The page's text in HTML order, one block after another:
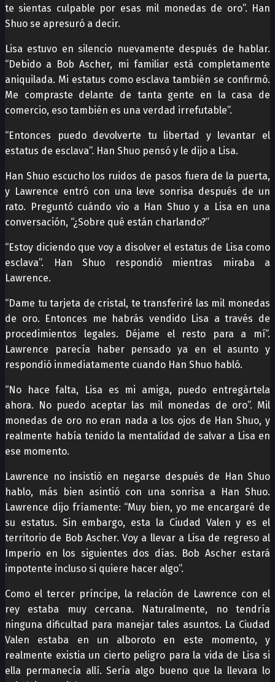
te sientas culpable por esas mil monedas de oro”. Han
Shuo se apresuró a decir.
Lisa estuvo en silencio nuevamente después de hablar.
“Debido a Bob Ascher, mi familiar está completamente
aniquilada. Mi estatus como esclava también se confirmó.
Me compraste delante de tanta gente en la casa de
comercio, eso también es una verdad irrefutable”.
“Entonces puedo devolverte tu libertad y levantar el
estatus de esclava”. Han Shuo pensó y le dijo a Lisa.
Han Shuo escucho los ruidos de pasos fuera de la puerta,
y Lawrence entró con una leve sonrisa después de un
rato. Preguntó cuándo vio a Han Shuo y a Lisa en una
conversación, “¿Sobre qué están charlando?”
“Estoy diciendo que voy a disolver el estatus de Lisa como
esclava”. Han Shuo respondió mientras miraba a
Lawrence.
“Dame tu tarjeta de cristal, te transferiré las mil monedas
de oro. Entonces me habrás vendido Lisa a través de
procedimientos legales. Déjame el resto para a mí”.
Lawrence parecía haber pensado ya en el asunto y
respondió inmediatamente cuando Han Shuo habló.
“No hace falta, Lisa es mi amiga, puedo entregártela
ahora. No puedo aceptar las mil monedas de oro”. Mil
monedas de oro no eran nada a los ojos de Han Shuo, y
realmente había tenido la mentalidad de salvar a Lisa en
ese momento.
Lawrence no insistió en negarse después de Han Shuo
hablo, más bien asintió con una sonrisa a Han Shuo.
Lawrence dijo fríamente: “Muy bien, yo me encargaré de
su estatus. Sin embargo, esta la Ciudad Valen y es el
territorio de Bob Ascher. Voy a llevar a Lisa de regreso al
Imperio en los siguientes dos días. Bob Ascher estará
impotente incluso si quiere hacer algo”.
Como el tercer príncipe, la relación de Lawrence con el
rey estaba muy cercana. Naturalmente, no tendría
ninguna dificultad para manejar tales asuntos. La Ciudad
Valen estaba en un alboroto en este momento, y
realmente existia un cierto peligro para la vida de Lisa si
ella permanecía allí. Sería algo bueno que la llevara lo